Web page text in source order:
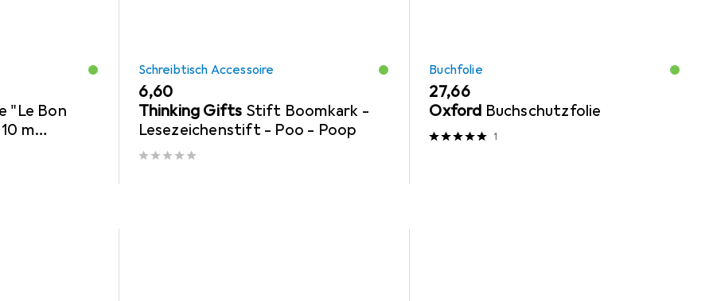
"Le Bon
m
von
Schreibtisch Accessoire
EUR
6,60
Thinking Gifts Stift Boomkark -
Lesezeichenstift - Poo - Poop
Buchfolie
EUR
27,66
Oxford Buchschutzfolie
1